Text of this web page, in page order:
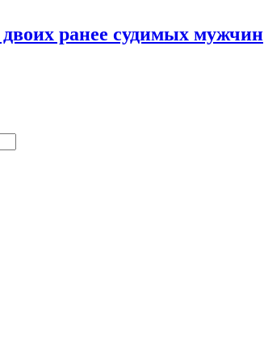
ранее судимых мужчин